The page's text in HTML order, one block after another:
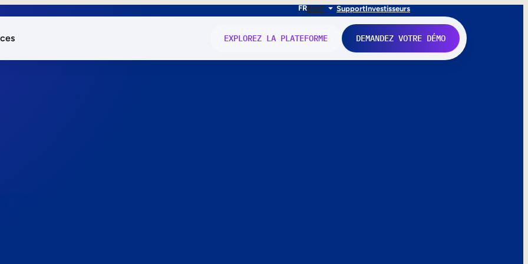
FRENIT SupportInvestisseurs
EXPLOREZ LA PLATEFORME DEMANDEZ VOTRE DÉMO